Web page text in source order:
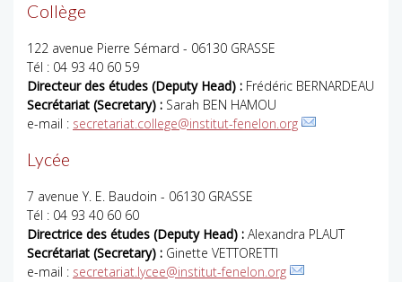
Collège
122 avenue Pierre Sémard - 06130 GRASSE
Tél : 04 93 40 60 59
Directeur des études (Deputy Head) : Frédéric BERNARDEAU
Secrétariat (Secretary) : Sarah BEN HAMOU
e-mail : secretariat.college@institut-fenelon.org
Lycée
7 avenue Y. E. Baudoin - 06130 GRASSE
Tél : 04 93 40 60 60
Directrice des études (Deputy Head) : Alexandra PLAUT
Secrétariat (Secretary) : Ginette VETTORETTI
e-mail : secretariat.lycee@institut-fenelon.org